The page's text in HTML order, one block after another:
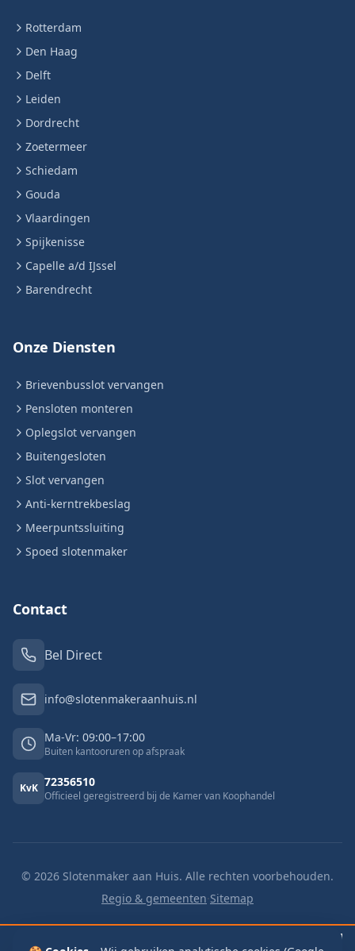
Rotterdam
Den Haag
Delft
Leiden
Dordrecht
Zoetermeer
Schiedam
Gouda
Vlaardingen
Spijkenisse
Capelle a/d IJssel
Barendrecht
Onze Diensten
Brievenbusslot vervangen
Pensloten monteren
Oplegslot vervangen
Buitengesloten
Slot vervangen
Anti-kerntrekbeslag
Meerpuntssluiting
Spoed slotenmaker
Contact
Bel Direct
info@slotenmakeraanhuis.nl
Ma-Vr: 09:00–17:00
Buiten kantooruren op afspraak
KvK 72356510
Officieel geregistreerd bij de Kamer van Koophandel
© 2026 Slotenmaker aan Huis. Alle rechten voorbehouden.
Regio & gemeenten·Sitemap